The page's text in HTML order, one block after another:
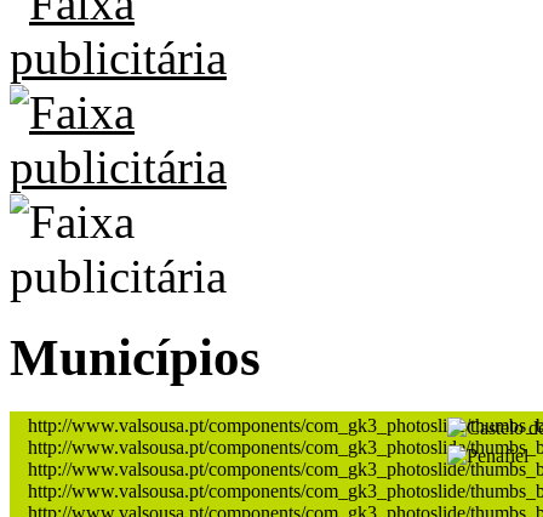
Municípios
http://www.valsousa.pt/components/com_gk3_photoslide/
http://www.valsousa.pt/components/com_gk3_photoslide/
http://www.valsousa.pt/components/com_gk3_photoslide/
http://www.valsousa.pt/components/com_gk3_photoslide/
http://www.valsousa.pt/components/com_gk3_photoslide/